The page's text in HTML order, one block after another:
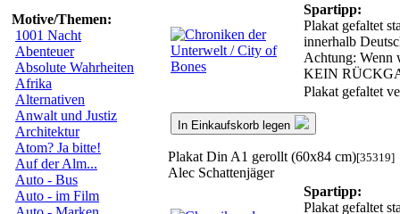
Motive/Themen:
1001 Nacht
Abenteuer
Absolute Wahrheiten
Afrika
Alternativen
Anwalt und Justiz
Architektur
Atom? Ja bitte!
Auf der Alm...
Auto - Bus
Auto - im Film
Spartipp:
Plakat gefaltet
innerhalb
Achtung: Wenn
KEIN
Plakat gefaltet
In Einkaufskorb legen
Plakat Din A1 gerollt (60x84 cm)[35319]
Alec Schattenjäger
Spartipp:
Plakat gefaltet